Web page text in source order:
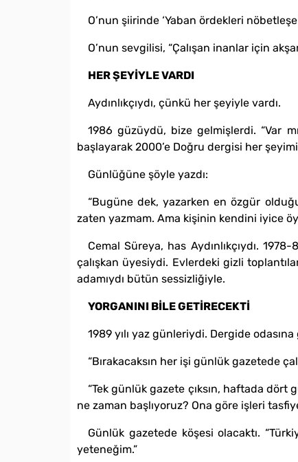
O’nun şiirinde ‘Yaban ördekleri
O’nun sevgilisi, “Çalışan inanlar için
HER ŞEYİYLE VARDI
Aydınlıkçıydı, çünkü her şeyiyle vardı.
1986 güzüydü, bize gelmişlerdi. “Var
başlayarak 2000’e Doğru dergisi her
Günlüğüne şöyle yazdı:
“Bugüne dek, yazarken en özgür
zaten yazmam. Ama kişinin kendini iyice
Cemal Süreya, has Aydınlıkçıydı.
çalışkan üyesiydi. Evlerdeki gizli
adamıydı bütün sessizliğiyle.
YORGANINI BİLE GETİRECEKTİ
1989 yılı yaz günleriydi. Dergide
“Bırakacaksın her işi günlük gazetede
“Tek günlük gazete çıksın, haftada dört
ne zaman başlıyoruz? Ona göre işleri
Günlük gazetede köşesi olacaktı.
yeteneğim.”